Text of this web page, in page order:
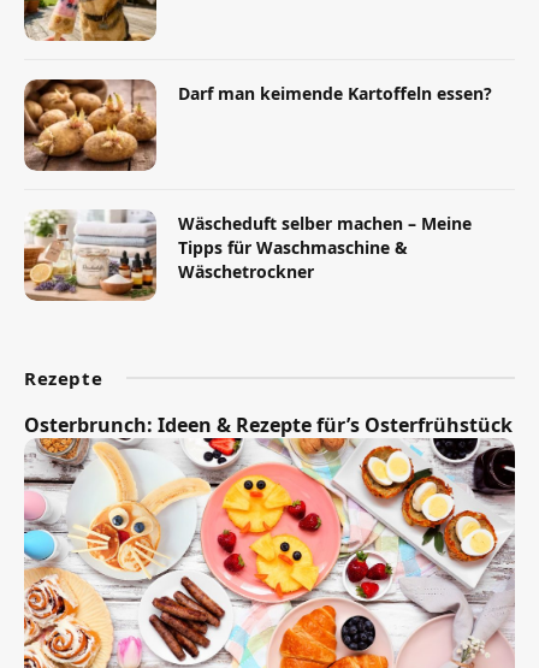
Darf man keimende Kartoffeln essen?
Wäscheduft selber machen – Meine
Tipps für Waschmaschine &
Wäschetrockner
Rezepte
Osterbrunch: Ideen & Rezepte für’s Osterfrühstück